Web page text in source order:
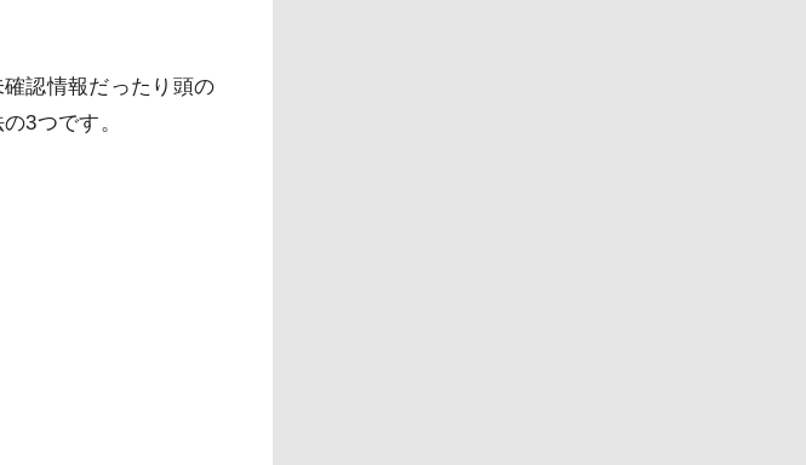
認情報だったり頭の
の3つです。